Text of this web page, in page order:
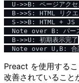
U->>B: ページアクセ
B->>S: HTML リクエ
S->>B: HTML + JS
Note over B: パー
  B->>U: 初期表示完了
Preact を使用する
改善されていること